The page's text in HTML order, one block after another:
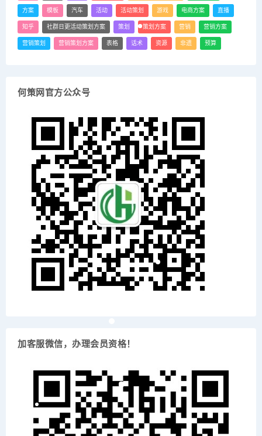
方案 模板 汽车 活动 活动策划 游戏 电商方案 直播
知乎 社群日更活动策划方案 策划 策划方案 营销 营销方案
营销策划 营销策划方案 表格 话术 资源 非遗 预算
何策网官方公众号
加客服微信，办理会员资格！